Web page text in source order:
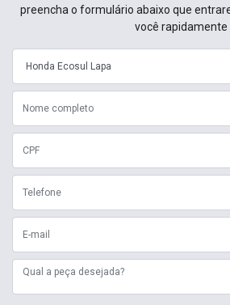
preencha o formulário abaixo que
você rapidamente